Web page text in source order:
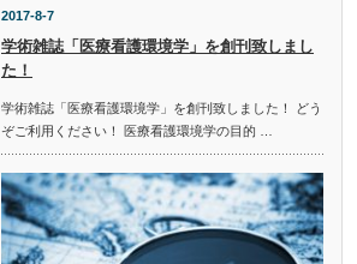
2017-8-7
学術雑誌「医療看護環境学」を創刊致しまし
た！
学術雑誌「医療看護環境学」を創刊致しました！ どう
ぞご利用ください！ 医療看護環境学の目的 …